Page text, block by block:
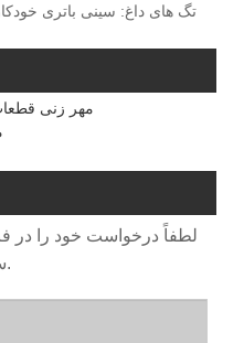
تگ های داغ: سینی باتری
مهر زنی
ساعت به شما پاسخ خواهیم داد.